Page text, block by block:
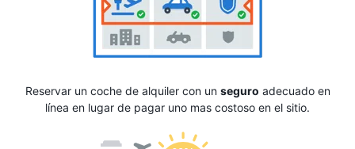
Reservar un coche de alquiler con un seguro adecuado en
línea en lugar de pagar uno mas costoso en el sitio.